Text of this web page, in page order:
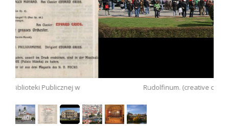
w Rudolfinum. (creative commons)